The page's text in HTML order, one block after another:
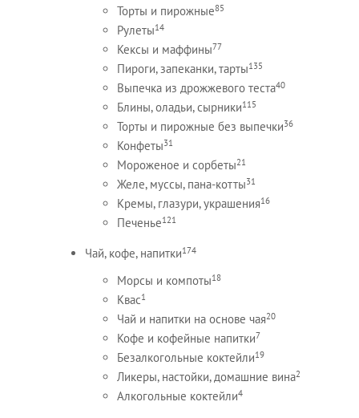
Торты и пирожные85
Рулеты14
Кексы и маффины77
Пироги, запеканки, тарты135
Выпечка из дрожжевого теста40
Блины, оладьи, сырники115
Торты и пирожные без выпечки36
Конфеты31
Мороженое и сорбеты21
Желе, муссы, пана-котты31
Кремы, глазури, украшения16
Печенье121
Чай, кофе, напитки174
Морсы и компоты18
Квас1
Чай и напитки на основе чая20
Кофе и кофейные напитки7
Безалкогольные коктейли19
Ликеры, настойки, домашние вина2
Алкогольные коктейли4